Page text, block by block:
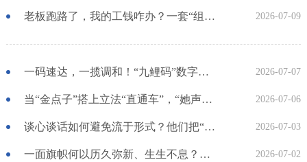
老板跑路了，我的工钱咋办？一套“组合拳”破解忧“酬”困局 2026-07-09
一码速达，一揽调和！“九鲤码”数字赋能高效解民忧 2026-07-07
当“金点子”搭上立法“直通车”，“她声音”有更大回响！ 2026-07-06
谈心谈话如何避免流于形式？他们把“话筒”交给民警！ 2026-07-03
一面旗帜何以历久弥新、生生不息？这场研讨会带你一探究竟 2026-07-02